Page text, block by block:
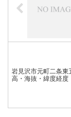
岩見沢市元町二条東
高・海抜・緯度経度